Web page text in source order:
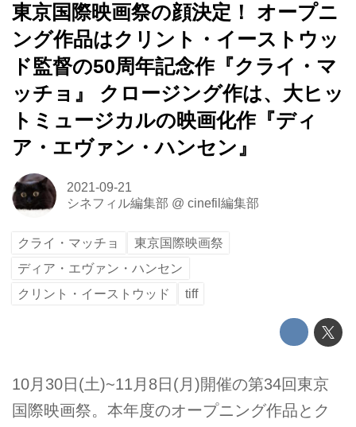
東京国際映画祭の顔決定！ オープニ
ング作品はクリント・イーストウッ
ド監督の50周年記念作『クライ・マ
ッチョ』 クロージング作は、大ヒッ
トミュージカルの映画化作『ディ
ア・エヴァン・ハンセン』
2021-09-21
シネフィル編集部 @ cinefil編集部
クライ・マッチョ
東京国際映画祭
ディア・エヴァン・ハンセン
クリント・イーストウッド
tiff
10月30日(土)~11月8日(月)開催の第34回東京
国際映画祭。本年度のオープニング作品とク